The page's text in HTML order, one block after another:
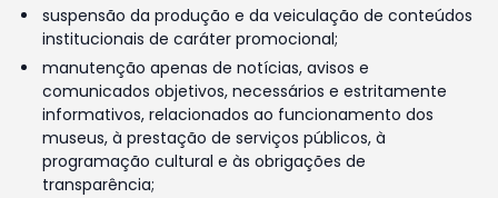
suspensão da produção e da veiculação de conteúdos
institucionais de caráter promocional;
manutenção apenas de notícias, avisos e
comunicados objetivos, necessários e estritamente
informativos, relacionados ao funcionamento dos
museus, à prestação de serviços públicos, à
programação cultural e às obrigações de
transparência;